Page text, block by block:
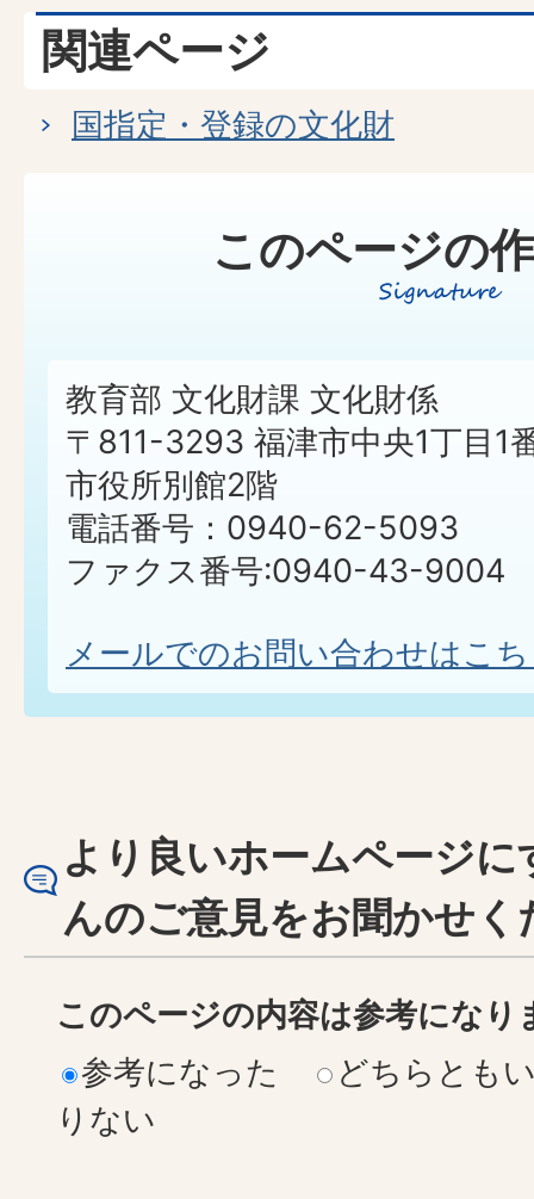
関連ページ
国指定・登録の文化財
このページの
教育部 文化財課 文化財係
〒811-3293 福津市中央1丁目1
市役所別館2階
電話番号：0940-62-5093
ファクス番号:0940-43-9004
メールでのお問い合わせはこ
より良いホームページ
んのご意見をお聞かせく
このページの内容は参考になり
参考になった
どちらとも
りない